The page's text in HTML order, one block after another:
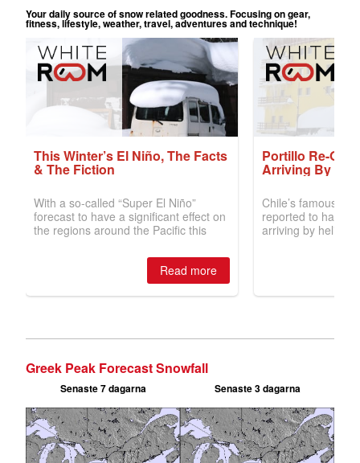
Greek Peak Forecast Snowfall
Senaste 7 dagarna Senaste 3 dagarna